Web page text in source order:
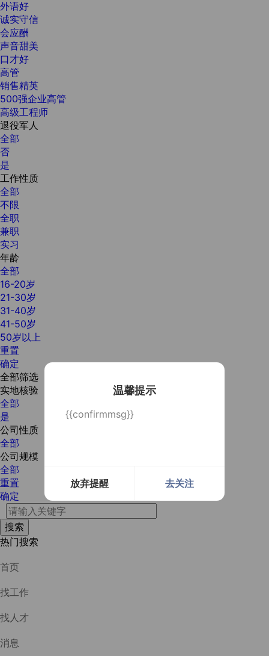
温馨提示
{{confirmmsg}}
放弃提醒 去关注
外语好
诚实守信
会应酬
声音甜美
口才好
高管
销售精英
500强企业高管
高级工程师
退役军人
全部
否
是
工作性质
全部
不限
全职
兼职
实习
年龄
全部
16-20岁
21-30岁
31-40岁
41-50岁
50岁以上
重置
确定
全部筛选
实地核验
全部
是
公司性质
全部
公司规模
全部
重置
确定
热门搜索
首页
找工作
找人才
消息